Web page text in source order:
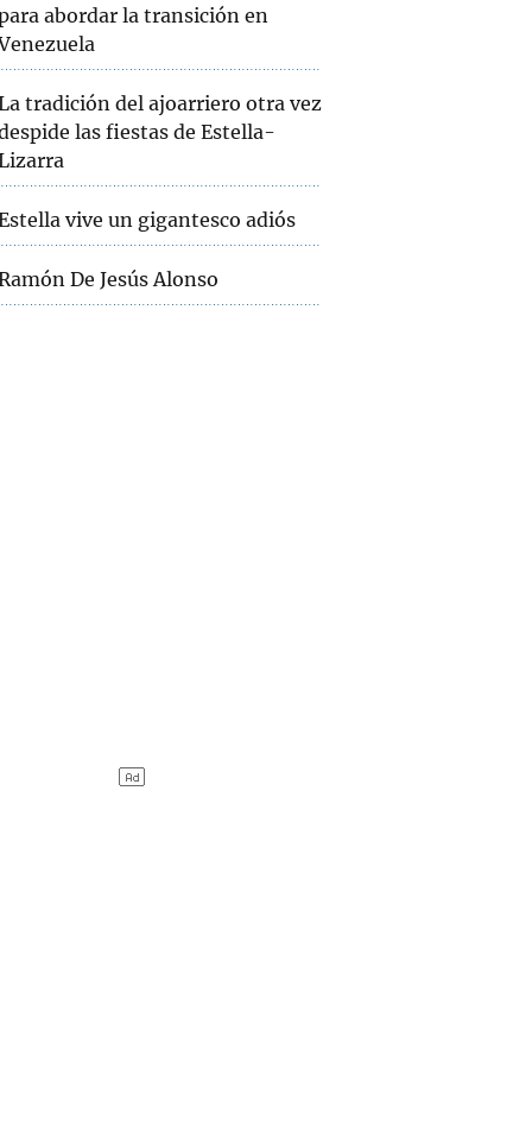
abordar la transición en
tradición del ajoarriero otra vez
las fiestas de Estella-
vive un gigantesco adiós
De Jesús Alonso